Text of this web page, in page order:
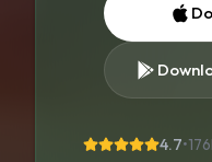
4.7•